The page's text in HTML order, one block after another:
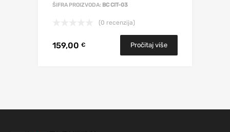
ŠIFRA PROIZVODA: BC CIT-03
(0 recenzija)
159,00 € Pročitaj više